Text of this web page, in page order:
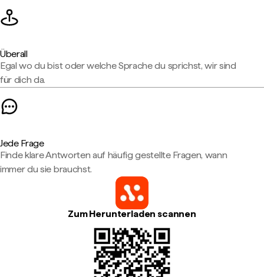
Überall
Egal wo du bist oder welche Sprache du sprichst, wir sind
für dich da.
Jede Frage
Finde klare Antworten auf häufig gestellte Fragen, wann
immer du sie brauchst.
Zum Herunterladen scannen